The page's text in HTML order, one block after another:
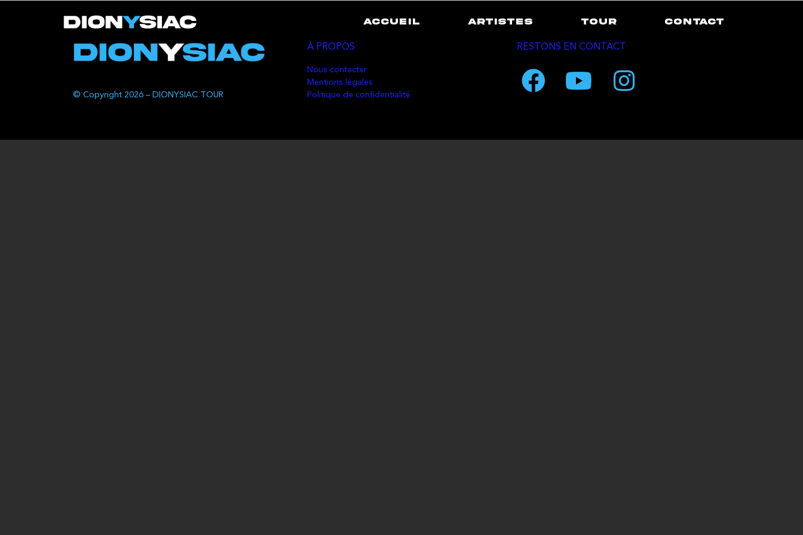
ACCUEIL ARTISTES TOUR CONTACT
© Copyright 2026 – DIONYSIAC TOUR
À PROPOS
Nous contacter
Mentions légales
Politique de confidentialité
RESTONS EN CONTACT